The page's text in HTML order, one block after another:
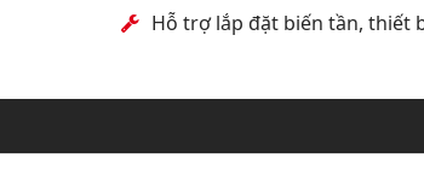
Hỗ trợ lắp đặt biến tần, thiết